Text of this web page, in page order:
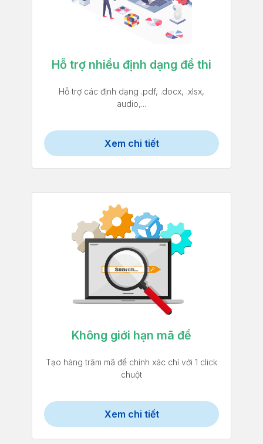
Hỗ trợ nhiều định dạng đề thi
Hỗ trợ các định dạng .pdf, .docx, .xlsx,
audio,...
Xem chi tiết
Không giới hạn mã đề
Tạo hàng trăm mã đề chính xác chỉ với 1 click
chuột
Xem chi tiết